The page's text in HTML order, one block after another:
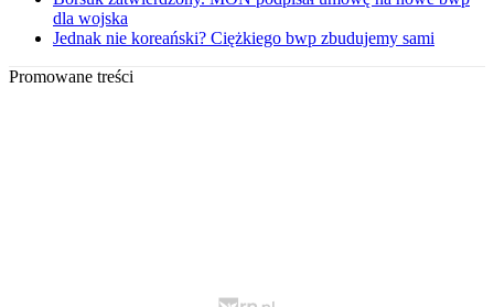
dla wojska
Jednak nie koreański? Ciężkiego bwp zbudujemy sami
Promowane treści